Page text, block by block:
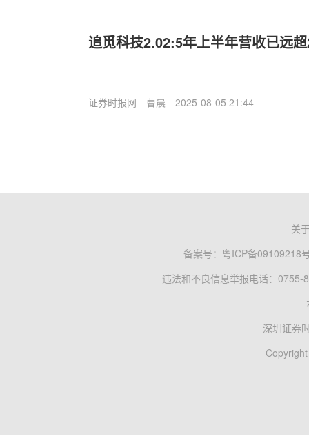
追觅科技2.02:5年上半年营收已远
证券时报网 曹晨 2025-08-05 21:44
关
备案号： 粤ICP备09109218
违法和不良信息举报电话：0755-
深圳证券